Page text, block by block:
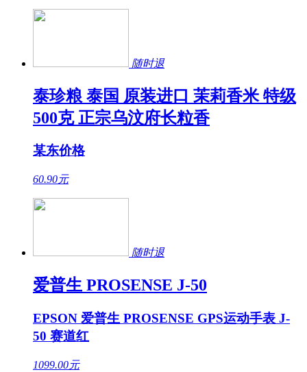
随时退
泰珍粮 泰国 原装进口 茉莉香米 特级
500克 正宗乌汶府长粒香
某东价格
60.90元
随时退
爱普生 PROSENSE J-50
EPSON 爱普生 PROSENSE GPS运动手表 J-
50 赛道红
1099.00元